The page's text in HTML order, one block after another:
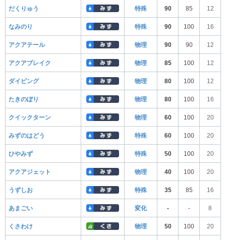
だくりゅう 特殊 90 85 12
なみのり 特殊 90 100 16
アクアテール 物理 90 90 12
アクアブレイク 物理 85 100 12
ダイビング 物理 80 100 12
たきのぼり 物理 80 100 16
クイックターン 物理 60 100 20
みずのはどう 特殊 60 100 20
ひやみず 特殊 50 100 20
アクアジェット 物理 40 100 20
うずしお 特殊 35 85 16
あまごい 変化 - - 8
くさわけ 物理 50 100 20